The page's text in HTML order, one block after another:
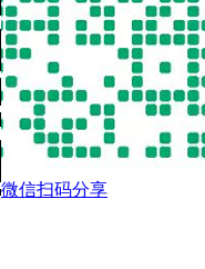
微信扫码分享